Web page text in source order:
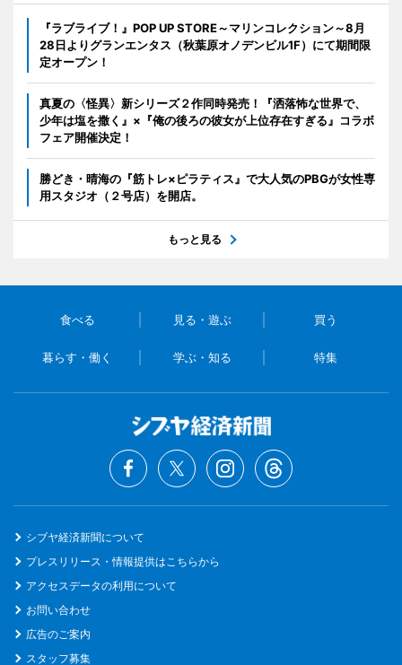
『ラブライブ！』POP UP STORE～マリンコレクション～8月
28日よりグランエンタス（秋葉原オノデンビル1F）にて期間限
定オープン！
真夏の〈怪異〉新シリーズ２作同時発売！『洒落怖な世界で、
少年は塩を撒く』×『俺の後ろの彼女が上位存在すぎる』コラボ
フェア開催決定！
勝どき・晴海の『筋トレ×ピラティス』で大人気のPBGが女性専
用スタジオ（２号店）を開店。
もっと見る
食べる 見る・遊ぶ 買う
暮らす・働く 学ぶ・知る 特集
シブヤ経済新聞について
プレスリリース・情報提供はこちらから
アクセスデータの利用について
お問い合わせ
広告のご案内
スタッフ募集